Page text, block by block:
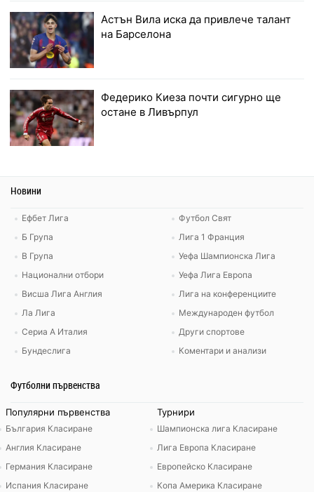
Астън Вила иска да привлече талант
на Барселона
Федерико Киеза почти сигурно ще
остане в Ливърпул
Новини
Ефбет Лига
Б Група
В Група
Национални отбори
Висша Лига Англия
Ла Лига
Сериа А Италия
Бундеслига
Футбол Свят
Лига 1 Франция
Уефа Шампионска Лига
Уефа Лига Европа
Лига на конференциите
Международен футбол
Други спортове
Коментари и анализи
Футболни първенства
Популярни първенства
България Класиране
Англия Класиране
Германия Класиране
Испания Класиране
Турнири
Шампионска лига Класиране
Лига Европа Класиране
Европейско Класиране
Копа Америка Класиране